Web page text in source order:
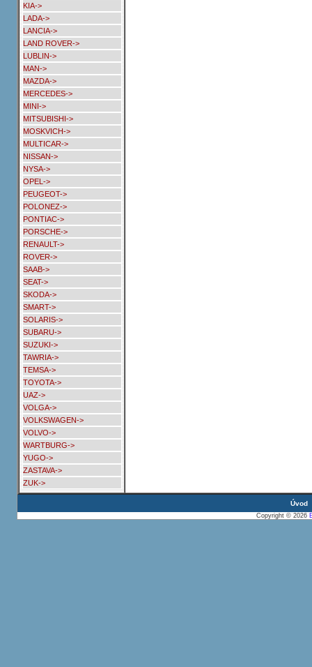
KIA->
LADA->
LANCIA->
LAND ROVER->
LUBLIN->
MAN->
MAZDA->
MERCEDES->
MINI->
MITSUBISHI->
MOSKVICH->
MULTICAR->
NISSAN->
NYSA->
OPEL->
PEUGEOT->
POLONEZ->
PONTIAC->
PORSCHE->
RENAULT->
ROVER->
SAAB->
SEAT->
SKODA->
SMART->
SOLARIS->
SUBARU->
SUZUKI->
TAWRIA->
TEMSA->
TOYOTA->
UAZ->
VOLGA->
VOLKSWAGEN->
VOLVO->
WARTBURG->
YUGO->
ZASTAVA->
ZUK->
Úvod
Copyright © 2026